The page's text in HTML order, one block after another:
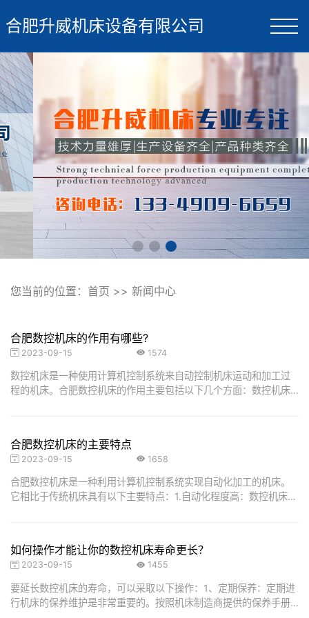
合肥升威机床设备有限公司
您当前的位置： 首页 >> 新闻中心
合肥数控机床的作用有哪些?
2023-09-15 1574
数控机床是一种使用计算机控制系统来自动控制机床运动和加工过
程的机床。合肥数控机床的作用主要包括以下几个方面：数控机床
合肥数控机床的主要特点
2023-09-15 1658
合肥数控机床是一种利用计算机控制系统实现自动化加工的机床。
它相比于传统机床具有以下主要特点：1.自动化程度高：数控机床
如何操作才能让你的数控机床寿命更长？
2023-09-15 1455
要延长数控机床的寿命，可以采取以下操作：1、定期保养：定期进
行机床的保养维护是非常重要的。按照机床制造商提供的保养手册